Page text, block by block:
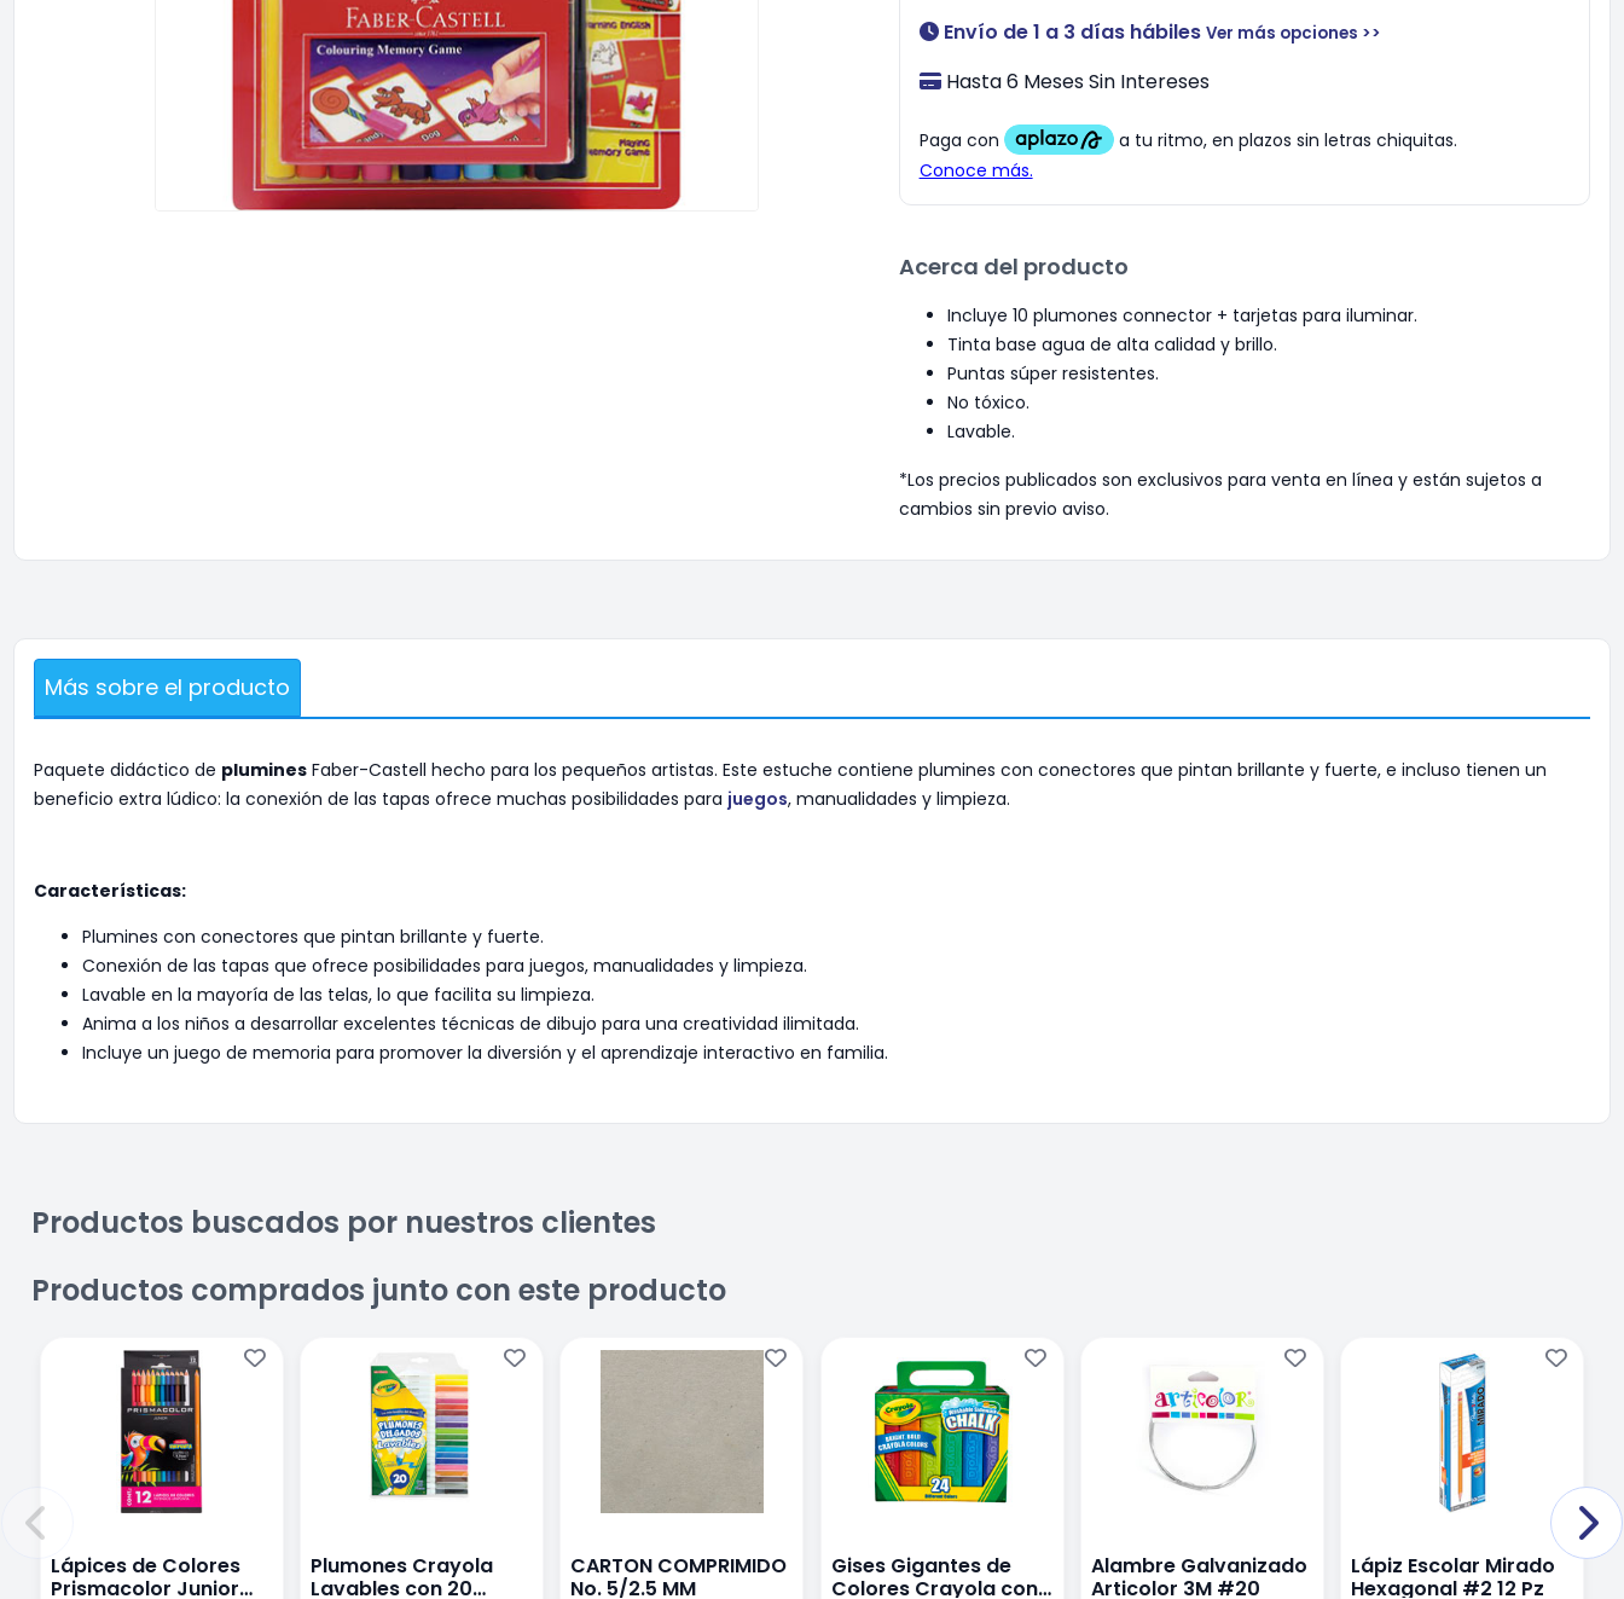
Envío de 1 a 3 días hábiles Ver más opciones >>
Hasta 6 Meses Sin Intereses
Acerca del producto
Incluye 10 plumones connector + tarjetas para iluminar.
Tinta base agua de alta calidad y brillo.
Puntas súper resistentes.
No tóxico.
Lavable.
*Los precios publicados son exclusivos para venta en línea y están sujetos a
cambios sin previo aviso.
Más sobre el producto
Paquete didáctico de plumines Faber-Castell hecho para los pequeños artistas. Este estuche contiene plumines con conectores que pintan brillante y fuerte, e incluso tienen un
beneficio extra lúdico: la conexión de las tapas ofrece muchas posibilidades para juegos, manualidades y limpieza.
Características:
Plumines con conectores que pintan brillante y fuerte.
Conexión de las tapas que ofrece posibilidades para juegos, manualidades y limpieza.
Lavable en la mayoría de las telas, lo que facilita su limpieza.
Anima a los niños a desarrollar excelentes técnicas de dibujo para una creatividad ilimitada.
Incluye un juego de memoria para promover la diversión y el aprendizaje interactivo en familia.
Productos buscados por nuestros clientes
Productos comprados junto con este producto
Lápices de Colores
Prismacolor Junior
Plumones Crayola
Lavables con 20
CARTON COMPRIMIDO
No. 5/2.5 MM
Gises Gigantes de
Colores Crayola con
Alambre Galvanizado
Articolor 3M #20
Lápiz Escolar Mirado
Hexagonal #2 12 Pz